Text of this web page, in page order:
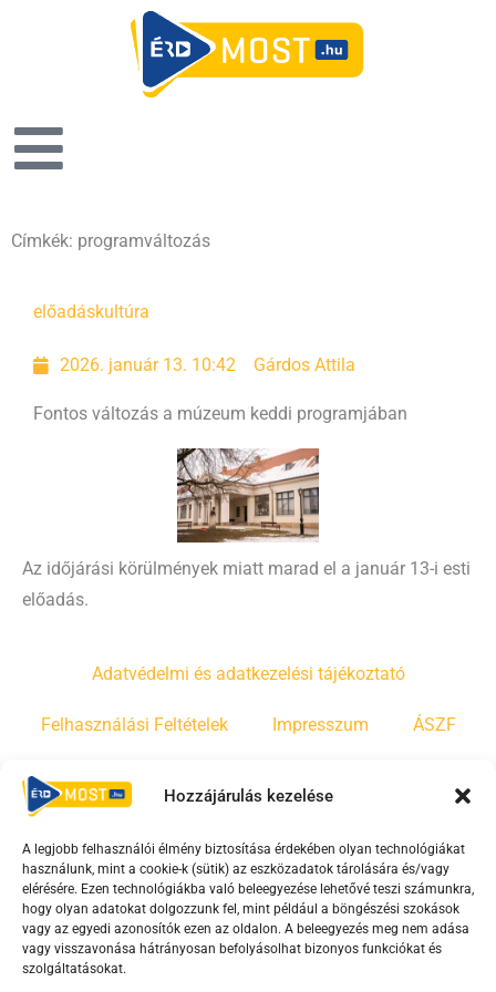
Hozzájárulás kezelése
A legjobb felhasználói élmény biztosítása érdekében olyan technológiákat
használunk, mint a cookie-k (sütik) az eszközadatok tárolására és/vagy
elérésére. Ezen technológiákba való beleegyezése lehetővé teszi számunkra,
hogy olyan adatokat dolgozzunk fel, mint például a böngészési szokások
vagy az egyedi azonosítók ezen az oldalon. A beleegyezés meg nem adása
vagy visszavonása hátrányosan befolyásolhat bizonyos funkciókat és
szolgáltatásokat.
Címkék: programváltozás
előadáskultúra
2026. január 13. 10:42 Gárdos Attila
Fontos változás a múzeum keddi programjában
Az időjárási körülmények miatt marad el a január 13-i esti
előadás.
Adatvédelmi és adatkezelési tájékoztató
Felhasználási Feltételek Impresszum ÁSZF
Irányelvek
F
a
c
e
b
Y
o
u
t
u
T
i
k
t